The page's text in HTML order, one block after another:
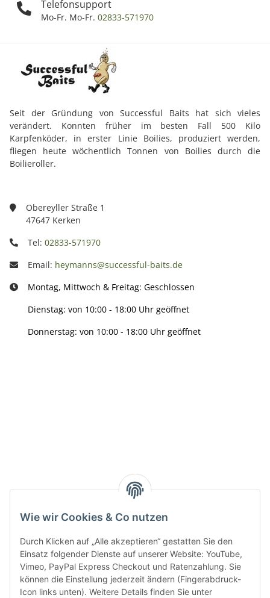
Wie wir Cookies & Co nutzen
Durch Klicken auf „Alle akzeptieren“ gestatten Sie den
Einsatz folgender Dienste auf unserer Website: YouTube,
Vimeo, PayPal Express Checkout und Ratenzahlung. Sie
können die Einstellung jederzeit ändern (Fingerabdruck-
Icon links unten). Weitere Details finden Sie unter
Telefonsupport
Mo-Fr. Mo-Fr. 02833-571970
Seit der Gründung von Successful Baits hat sich vieles
verändert. Konnten früher im besten Fall 500 Kilo
Karpfenköder, in erster Linie Boilies, produziert werden,
fliegen heute wöchentlich Tonnen von Boilies durch die
Boilieroller.
Obereyller Straße 1
47647 Kerken
Tel: 02833-571970
Email: heymanns@successful-baits.de
Montag, Mittwoch & Freitag: Geschlossen
Dienstag: von 10:00 - 18:00 Uhr geöffnet
Donnerstag: von 10:00 - 18:00 Uhr geöffnet
Key: